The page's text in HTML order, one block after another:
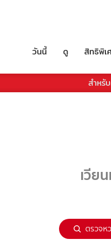
วันนี้ ดู สิทธิพิเ
สำหรั
เวีย
ตรวจห